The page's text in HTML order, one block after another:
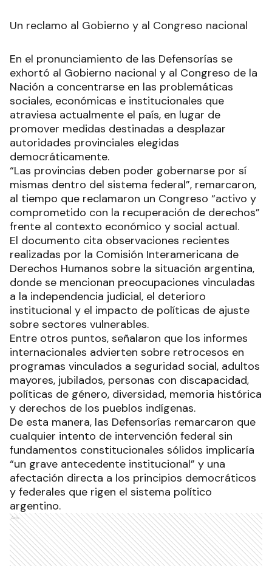
Un reclamo al Gobierno y al Congreso nacional
En el pronunciamiento de las Defensorías se
exhortó al Gobierno nacional y al Congreso de la
Nación a concentrarse en las problemáticas
sociales, económicas e institucionales que
atraviesa actualmente el país, en lugar de
promover medidas destinadas a desplazar
autoridades provinciales elegidas
democráticamente.
“Las provincias deben poder gobernarse por sí
mismas dentro del sistema federal”, remarcaron,
al tiempo que reclamaron un Congreso “activo y
comprometido con la recuperación de derechos”
frente al contexto económico y social actual.
El documento cita observaciones recientes
realizadas por la Comisión Interamericana de
Derechos Humanos sobre la situación argentina,
donde se mencionan preocupaciones vinculadas
a la independencia judicial, el deterioro
institucional y el impacto de políticas de ajuste
sobre sectores vulnerables.
Entre otros puntos, señalaron que los informes
internacionales advierten sobre retrocesos en
programas vinculados a seguridad social, adultos
mayores, jubilados, personas con discapacidad,
políticas de género, diversidad, memoria histórica
y derechos de los pueblos indígenas.
De esta manera, las Defensorías remarcaron que
cualquier intento de intervención federal sin
fundamentos constitucionales sólidos implicaría
“un grave antecedente institucional” y una
afectación directa a los principios democráticos
y federales que rigen el sistema político
argentino.
Ads